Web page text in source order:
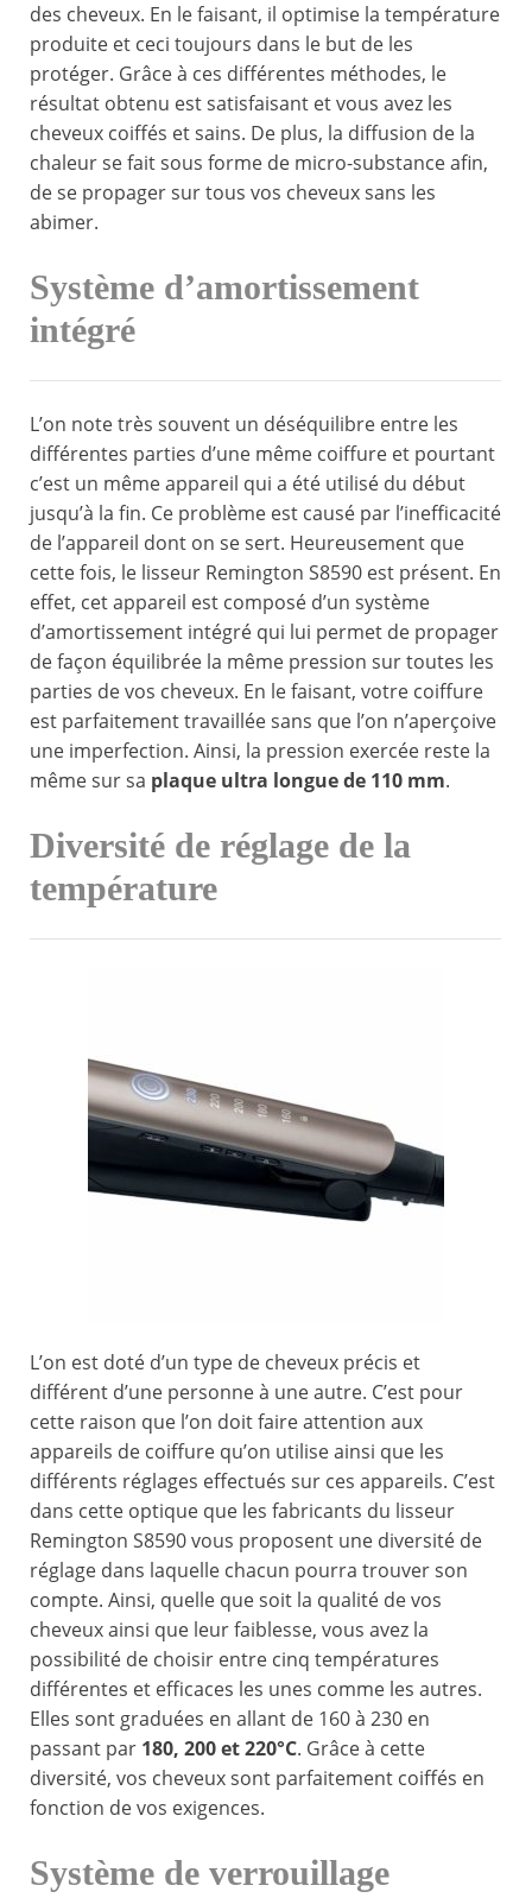
des cheveux. En le faisant, il optimise la température
produite et ceci toujours dans le but de les
protéger. Grâce à ces différentes méthodes, le
résultat obtenu est satisfaisant et vous avez les
cheveux coiffés et sains. De plus, la diffusion de la
chaleur se fait sous forme de micro-substance afin,
de se propager sur tous vos cheveux sans les
abimer.
Système d’amortissement
intégré
L’on note très souvent un déséquilibre entre les
différentes parties d’une même coiffure et pourtant
c’est un même appareil qui a été utilisé du début
jusqu’à la fin. Ce problème est causé par l’inefficacité
de l’appareil dont on se sert. Heureusement que
cette fois, le lisseur Remington S8590 est présent. En
effet, cet appareil est composé d’un système
d’amortissement intégré qui lui permet de propager
de façon équilibrée la même pression sur toutes les
parties de vos cheveux. En le faisant, votre coiffure
est parfaitement travaillée sans que l’on n’aperçoive
une imperfection. Ainsi, la pression exercée reste la
même sur sa plaque ultra longue de 110 mm.
Diversité de réglage de la
température
L’on est doté d’un type de cheveux précis et
différent d’une personne à une autre. C’est pour
cette raison que l’on doit faire attention aux
appareils de coiffure qu’on utilise ainsi que les
différents réglages effectués sur ces appareils. C’est
dans cette optique que les fabricants du lisseur
Remington S8590 vous proposent une diversité de
réglage dans laquelle chacun pourra trouver son
compte. Ainsi, quelle que soit la qualité de vos
cheveux ainsi que leur faiblesse, vous avez la
possibilité de choisir entre cinq températures
différentes et efficaces les unes comme les autres.
Elles sont graduées en allant de 160 à 230 en
passant par 180, 200 et 220°C. Grâce à cette
diversité, vos cheveux sont parfaitement coiffés en
fonction de vos exigences.
Système de verrouillage